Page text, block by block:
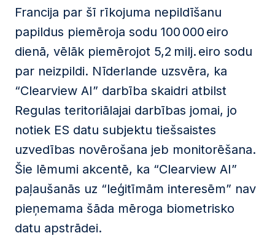
Francija par šī rīkojuma nepildīšanu
papildus piemēroja sodu 100 000 eiro
dienā, vēlāk piemērojot 5,2 milj. eiro sodu
par neizpildi. Nīderlande uzsvēra, ka
“Clearview AI” darbība skaidri atbilst
Regulas teritoriālajai darbības jomai, jo
notiek ES datu subjektu tiešsaistes
uzvedības novērošana jeb monitorēšana.
Šie lēmumi akcentē, ka “Clearview AI”
paļaušanās uz “leģitīmām interesēm” nav
pieņemama šāda mēroga biometrisko
datu apstrādei.